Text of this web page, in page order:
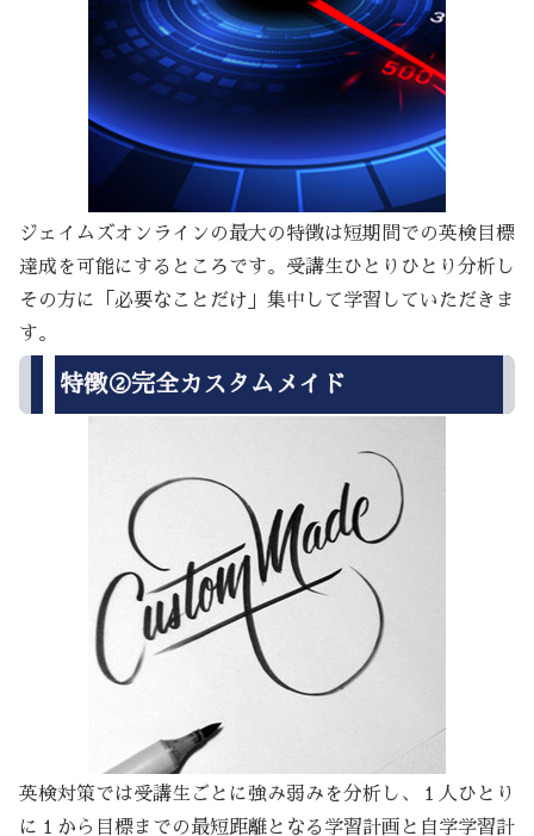
ジェイムズオンラインの最大の特徴は短期間での英検目標
達成を可能にするところです。受講生ひとりひとり分析し
その方に「必要なことだけ」集中して学習していただきま
す。
特徴②完全カスタムメイド
英検対策では受講生ごとに強み弱みを分析し、１人ひとり
に１から目標までの最短距離となる学習計画と自学学習計